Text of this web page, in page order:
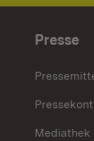
Presse
Mediathek